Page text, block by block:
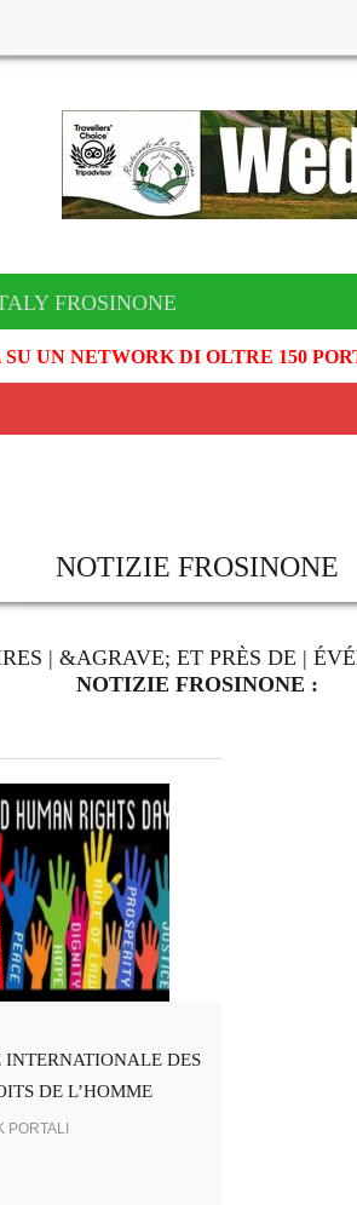
FROSINONE
UN NETWORK DI OLTRE 150
NOTIZIE FROSINONE
| &AGRAVE; ET PRÈS DE |
NOTIZIE FROSINONE :
INTERNATIONALE DES
DE L’HOMME
PORTALI